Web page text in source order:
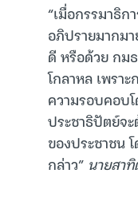
“เมื่อกรรมาธิก
อภิปรายมากม
ดี หรือด้วย กม
โกลาหล เพรา
ความรอบคอบ
ประชาธิปัตย์จ
ของประชาชน
กล่าว” นายสา